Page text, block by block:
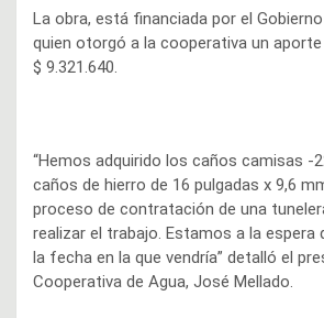
La obra, está financiada por el
quien otorgó a la cooperativa un
$ 9.321.640.
“Hemos adquirido los caños camisas -
caños de hierro de 16 pulgadas x 9,6
proceso de contratación de una
realizar el trabajo. Estamos a la espera
la fecha en la que vendría” detalló el
Cooperativa de Agua, José Mellado.